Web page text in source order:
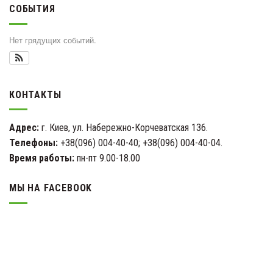
СОБЫТИЯ
Нет грядущих событий.
КОНТАКТЫ
Адрес: г. Киев, ул. Набережно-Корчеватская 136.
Телефоны: +38(096) 004-40-40; +38(096) 004-40-04.
Время работы: пн-пт 9.00-18.00
МЫ НА FACEBOOK